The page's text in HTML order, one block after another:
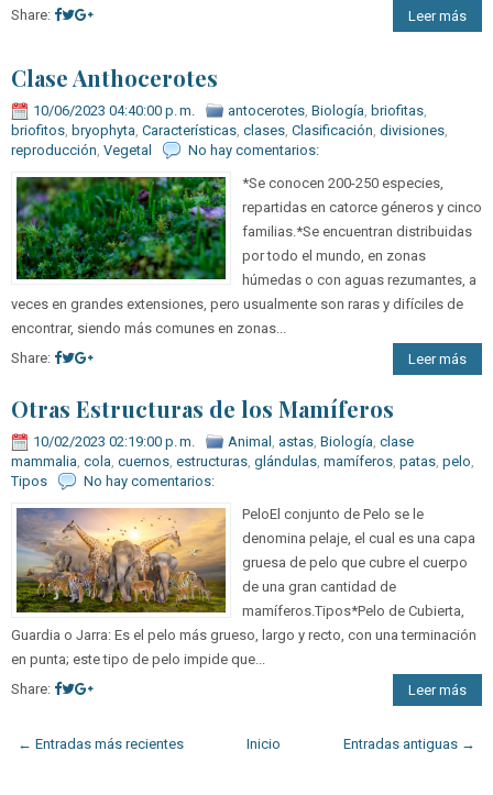
Share:
Leer más
Clase Anthocerotes
10/06/2023 04:40:00 p. m. antocerotes, Biología, briofitas,
briofitos, bryophyta, Características, clases, Clasificación, divisiones,
reproducción, Vegetal
No hay comentarios:
*Se conocen 200-250 especies,
repartidas en catorce géneros y cinco
familias.*Se encuentran distribuidas
por todo el mundo, en zonas
húmedas o con aguas rezumantes, a
veces en grandes extensiones, pero usualmente son raras y difíciles de
encontrar, siendo más comunes en zonas...
Share:
Leer más
Otras Estructuras de los Mamíferos
10/02/2023 02:19:00 p. m. Animal , astas, Biología, clase
mammalia, cola, cuernos, estructuras, glándulas, mamíferos, patas, pelo,
Tipos
No hay comentarios:
PeloEl conjunto de Pelo se le
denomina pelaje, el cual es una capa
gruesa de pelo que cubre el cuerpo
de una gran cantidad de
mamíferos.Tipos*Pelo de Cubierta,
Guardia o Jarra: Es el pelo más grueso, largo y recto, con una terminación
en punta; este tipo de pelo impide que...
Share:
Leer más
← Entradas más recientes Entradas antiguas →
Inicio